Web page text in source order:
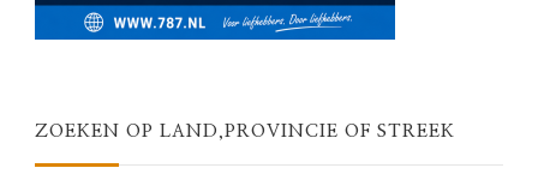
ZOEKEN OP LAND,PROVINCIE OF STREEK